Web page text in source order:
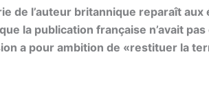
de l’auteur britannique reparaît aux
la publication française n’avait
a pour ambition de «restituer la